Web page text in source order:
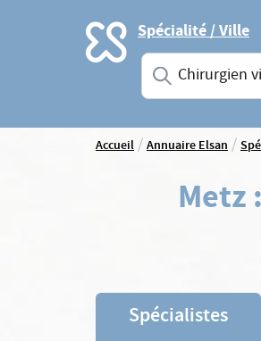
Accueil Spécialité / Ville
Saisissez une
Accueil/Annuaire Elsan/
Metz :
Spécialistes